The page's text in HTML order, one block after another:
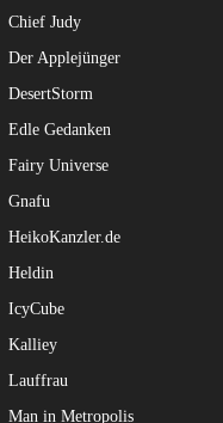
Chief Judy
Der Applejünger
DesertStorm
Edle Gedanken
Fairy Universe
Gnafu
HeikoKanzler.de
Heldin
IcyCube
Kalliey
Lauffrau
Man in Metropolis